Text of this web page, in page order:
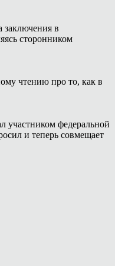
заключения в
сторонником
чтению про то, как в
участником федеральной
и теперь совмещает